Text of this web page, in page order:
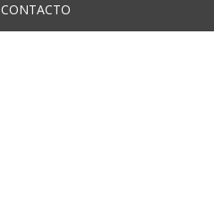
CONTACTO